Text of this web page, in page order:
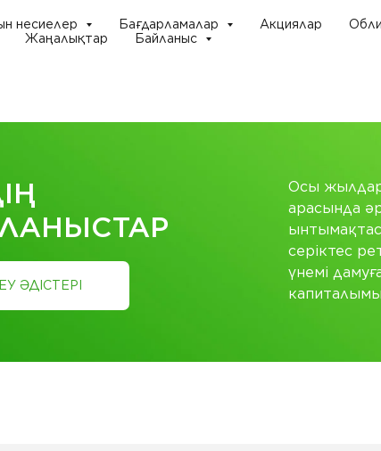
несиелер Бағдарламалар Акциялар
Жаңалықтар
Байланыс
Осы жылдар
арасында
серіктес
үнемі
ӘДІСТЕРІ